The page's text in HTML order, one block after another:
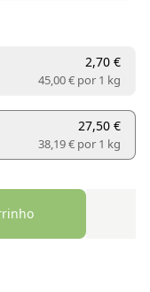
2,70 €
45,00 € por 1 kg
27,50 €
38,19 € por 1 kg